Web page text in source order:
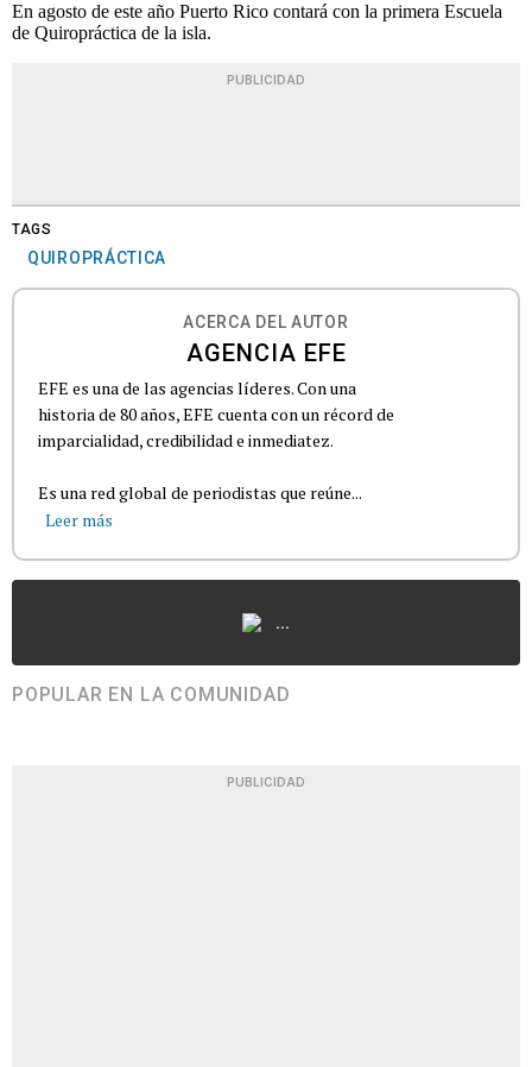
En agosto de este año Puerto Rico contará con la primera Escuela
de Quiropráctica de la isla.
PUBLICIDAD
TAGS
QUIROPRÁCTICA
ACERCA DEL AUTOR
AGENCIA EFE
EFE es una de las agencias líderes. Con una
historia de 80 años, EFE cuenta con un récord de
imparcialidad, credibilidad e inmediatez.
Es una red global de periodistas que reúne...
Leer más
...
POPULAR EN LA COMUNIDAD
PUBLICIDAD